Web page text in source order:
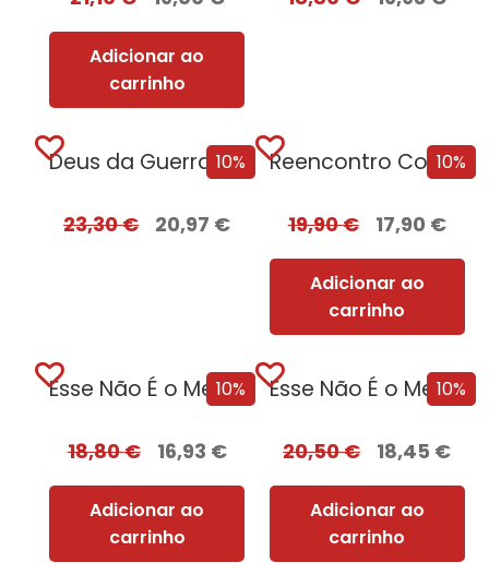
Adicionar ao
carrinho
10%
Deus da Guerra Edição com EDGES
23,30€ 20,97 €
10%
Reencontro Com o Passado – [Nova Edição]
19,90€ 17,90 €
Adicionar ao
carrinho
10%
Esse Não É o Meu Nome
18,80€ 16,93 €
Adicionar ao
carrinho
10%
Esse Não É o Meu Nome –...
20,50€ 18,45 €
Adicionar ao
carrinho